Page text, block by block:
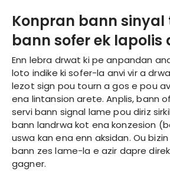
Konpran bann sinyal
bann sofer ek lapolis
Enn lebra drwat ki pe anpandan
loto indike ki sofer-la anvi vir a
lezot sign pou tourn a gos e pou
ena lintansion arete. Anplis, bann
servi bann signal lame pou diriz
bann landrwa kot ena konzesion
uswa kan ena enn aksidan. Ou
bann zes lame-la e azir dapre
gagner.